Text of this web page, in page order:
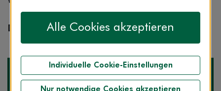
Diese Woche: Was ist ein Hagelkorn?
Alle Cookies akzeptieren
Individuelle Cookie-Einstellungen
Nur notwendige Cookies akzeptieren